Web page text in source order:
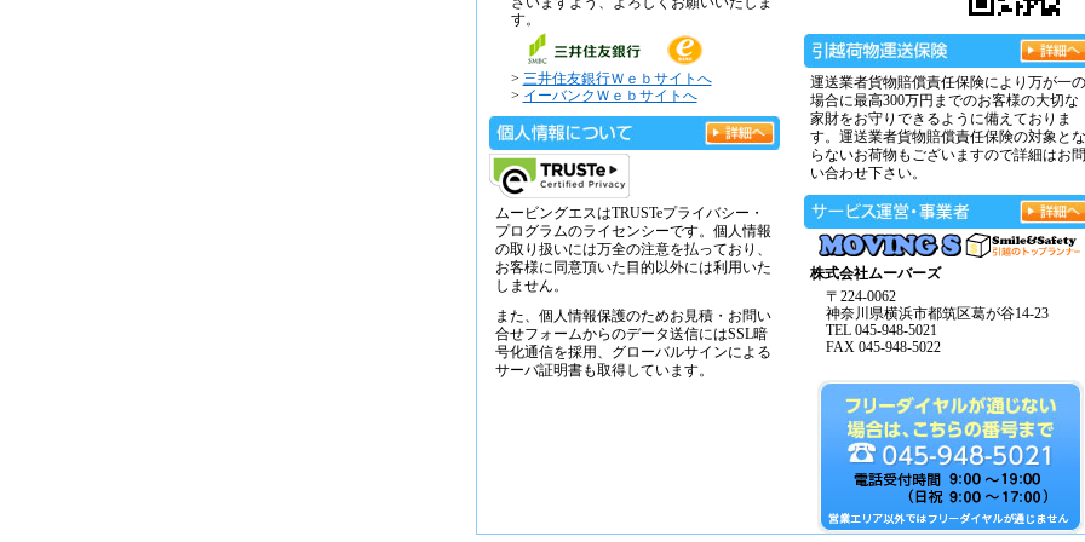
す。
> 三井住友銀行Ｗｅｂサイトへ
> イーバンクＷｅｂサイトへ
ムービングエスはTRUSTeプライバシー・
プログラムのライセンシーです。個人情報
の取り扱いには万全の注意を払っており、
お客様に同意頂いた目的以外には利用いた
しません。
また、個人情報保護のためお見積・お問い
合せフォームからのデータ送信にはSSL暗
号化通信を採用、グローバルサインによる
サーバ証明書も取得しています。
運送業者貨物賠償責任保険により万が一の
場合に最高300万円までのお客様の大切な
家財をお守りできるように備えておりま
す。運送業者貨物賠償責任保険の対象とな
らないお荷物もございますので詳細はお問
い合わせ下さい。
株式会社ムーバーズ
〒224-0062
神奈川県横浜市都筑区葛が谷14-23
TEL 045-948-5021
FAX 045-948-5022